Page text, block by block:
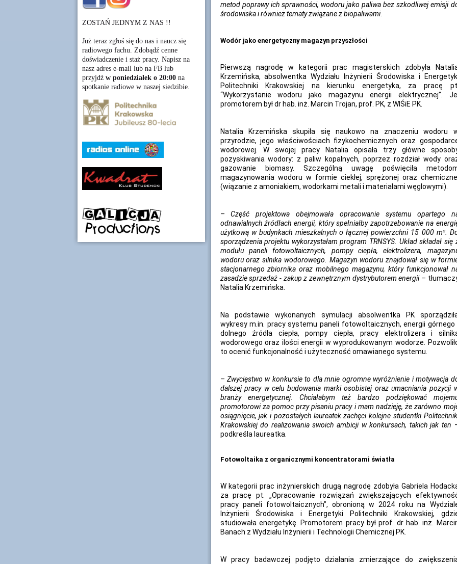
ZOSTAŃ JEDNYM Z NAS !!
Już teraz zgłoś się do nas i naucz się
radiowego fachu. Zdobądź cenne
doświadczenie i staż pracy. Napisz na
nasz adres e-mail lub na FB lub
przyjdź w poniedziałek o 20:00na
spotkanie radiowe w naszej siedzibie.
metod poprawy ich sprawności, wodoru jako paliwa bez szkodliwej emisji
środowiska i również tematy związane z biopaliwami.
Wodór jako energetyczny magazyn przyszłości
Pierwszą nagrodę w kategorii prac magisterskich zdobyła
Krzemińska, absolwentka Wydziału Inżynierii Środowiska i
Politechniki Krakowskiej na kierunku energetyka, za pracę pt.
“Wykorzystanie wodoru jako magazynu energii elektrycznej”.
promotorem był dr hab. inż. Marcin Trojan, prof. PK, z WIŚiE PK.
Natalia Krzemińska skupiła się naukowo na znaczeniu wodoru
przyrodzie, jego właściwościach fizykochemicznych oraz
wodorowej. W swojej pracy Natalia opisała trzy główne
pozyskiwania wodory: z paliw kopalnych, poprzez rozdział wody
gazowanie biomasy. Szczególną uwagę poświęciła
magazynowania wodoru w formie ciekłej, sprężonej oraz
(wiązanie z amoniakiem, wodorkami metali i materiałami węglowymi).
–Część projektowa obejmowała opracowanie systemu opartego
odnawialnych źródłach energii, który spełniałby zapotrzebowanie na
użytkową w budynkach mieszkalnych o łącznej powierzchni 15 000 m².
sporządzenia projektu wykorzystałam program TRNSYS. Układ składał się
modułu paneli fotowoltaicznych, pompy ciepła, elektrolizera,
wodoru oraz silnika wodorowego. Magazyn wodoru znajdował się w
stacjonarnego zbiornika oraz mobilnego magazynu, który funkcjonował
zasadzie sprzedaż - zakup z zewnętrznym dystrybutorem energii–
Natalia Krzemińska.
Na podstawie wykonanych symulacji absolwentka PK
wykresy m.in. pracy systemu paneli fotowoltaicznych, energii górnego
dolnego źródła ciepła, pompy ciepła, pracy elektrolizera i
wodorowego oraz ilości energii w wyprodukowanym wodorze.
to ocenić funkcjonalność i użyteczność omawianego systemu.
– Zwycięstwo w konkursie to dla mnie ogromne wyróżnienie i motywacja
dalszej pracy w celu budowania marki osobistej oraz umacniania pozycji
branży energetycznej. Chciałabym też bardzo podziękować
promotorowi za pomoc przy pisaniu pracy i mam nadzieję, że zarówno
osiągnięcie, jak i pozostałych laureatek zachęci kolejne studentki
Krakowskiej do realizowania swoich ambicji w konkursach, takich jak ten
podkreśla laureatka.
Fotowoltaika z organicznymi koncentratorami światła
W kategorii prac inżynierskich drugą nagrodę zdobyła Gabriela
za pracę pt. „Opracowanie rozwiązań zwiększających
pracy paneli fotowoltaicznych”, obronioną w 2024 roku na
Inżynierii Środowiska i Energetyki Politechniki Krakowskiej,
studiowała energetykę. Promotorem pracy był prof. dr hab. inż.
Banach z Wydziału Inżynierii i Technologii Chemicznej PK.
W pracy badawczej podjęto działania zmierzające do